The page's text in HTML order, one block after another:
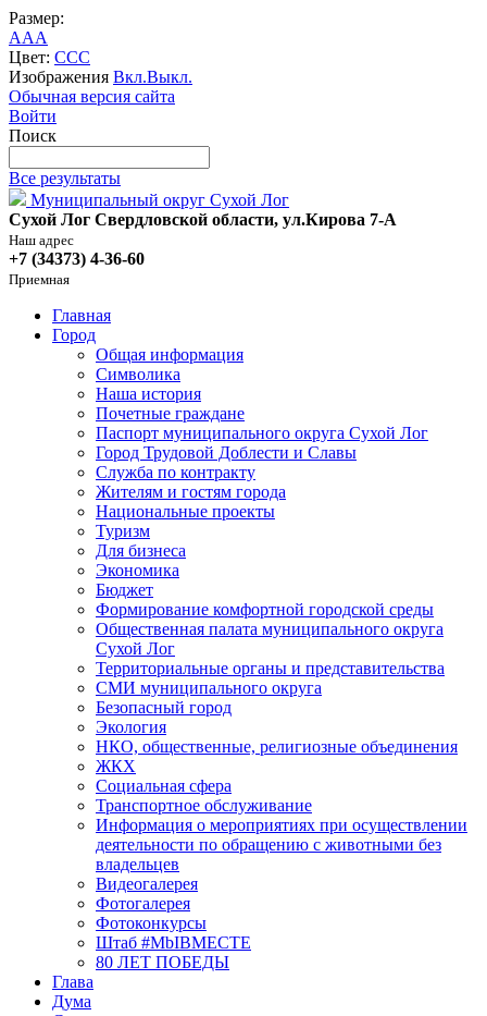
Размер:
AAA
Цвет: CCC
Изображения Вкл.Выкл.
Обычная версия сайта
Войти
Поиск
Все результаты
Муниципальный округ Сухой Лог
Сухой Лог Свердловской области, ул.Кирова 7-А
Наш адрес
+7 (34373) 4-36-60
Приемная
Главная
Город
Общая информация
Символика
Наша история
Почетные граждане
Паспорт муниципального округа Сухой Лог
Город Трудовой Доблести и Славы
Служба по контракту
Жителям и гостям города
Национальные проекты
Туризм
Для бизнеса
Экономика
Бюджет
Формирование комфортной городской среды
Общественная палата муниципального округа
Сухой Лог
Территориальные органы и представительства
СМИ муниципального округа
Безопасный город
Экология
НКО, общественные, религиозные объединения
ЖКХ
Социальная сфера
Транспортное обслуживание
Информация о мероприятиях при осуществлении
деятельности по обращению с животными без
владельцев
Видеогалерея
Фотогалерея
Фотоконкурсы
Штаб #MbIBMECTE
80 ЛЕТ ПОБЕДЫ
Глава
Дума